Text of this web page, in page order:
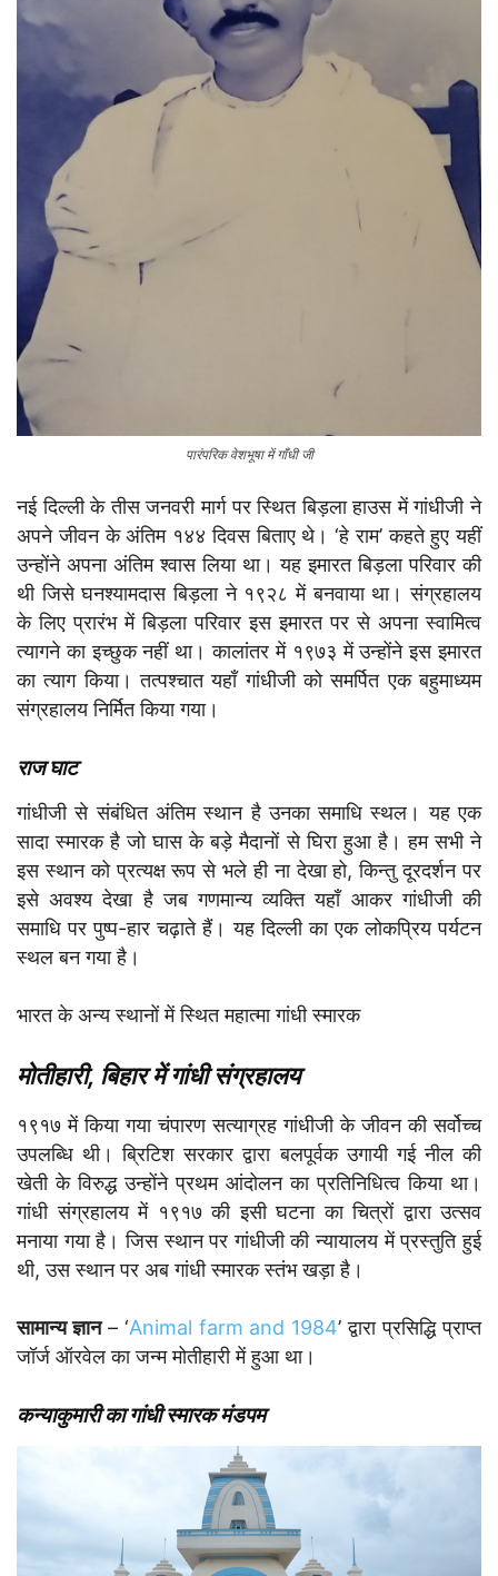
पारंपरिक वेशभूषा में गाँधी जी
नई दिल्ली के तीस जनवरी मार्ग पर स्थित बिड़ला हाउस में गांधीजी ने
अपने जीवन के अंतिम १४४ दिवस बिताए थे। ‘हे राम’ कहते हुए यहीं
उन्होंने अपना अंतिम श्वास लिया था। यह इमारत बिड़ला परिवार की
थी जिसे घनश्यामदास बिड़ला ने १९२८ में बनवाया था। संग्रहालय
के लिए प्रारंभ में बिड़ला परिवार इस इमारत पर से अपना स्वामित्व
त्यागने का इच्छुक नहीं था। कालांतर में १९७३ में उन्होंने इस इमारत
का त्याग किया। तत्पश्चात यहाँ गांधीजी को समर्पित एक बहुमाध्यम
संग्रहालय निर्मित किया गया।
राज घाट
गांधीजी से संबंधित अंतिम स्थान है उनका समाधि स्थल। यह एक
सादा स्मारक है जो घास के बड़े मैदानों से घिरा हुआ है। हम सभी ने
इस स्थान को प्रत्यक्ष रूप से भले ही ना देखा हो, किन्तु दूरदर्शन पर
इसे अवश्य देखा है जब गणमान्य व्यक्ति यहाँ आकर गांधीजी की
समाधि पर पुष्प-हार चढ़ाते हैं। यह दिल्ली का एक लोकप्रिय पर्यटन
स्थल बन गया है।
भारत के अन्य स्थानों में स्थित महात्मा गांधी स्मारक
मोतीहारी, बिहार में गांधी संग्रहालय
१९१७ में किया गया चंपारण सत्याग्रह गांधीजी के जीवन की सर्वोच्च
उपलब्धि थी। ब्रिटिश सरकार द्वारा बलपूर्वक उगायी गई नील की
खेती के विरुद्ध उन्होंने प्रथम आंदोलन का प्रतिनिधित्व किया था।
गांधी संग्रहालय में १९१७ की इसी घटना का चित्रों द्वारा उत्सव
मनाया गया है। जिस स्थान पर गांधीजी की न्यायालय में प्रस्तुति हुई
थी, उस स्थान पर अब गांधी स्मारक स्तंभ खड़ा है।
सामान्य ज्ञान– ‘Animal farm and 1984’ द्वारा प्रसिद्धि प्राप्त
जॉर्ज ऑरवेल का जन्म मोतीहारी में हुआ था।
कन्याकुमारी का गांधी स्मारक मंडपम